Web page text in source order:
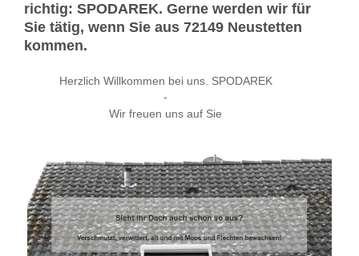
richtig: SPODAREK. Gerne werden wir für
Sie tätig, wenn Sie aus 72149 Neustetten
kommen.
Herzlich Willkommen bei uns. SPODAREK
-
Wir freuen uns auf Sie